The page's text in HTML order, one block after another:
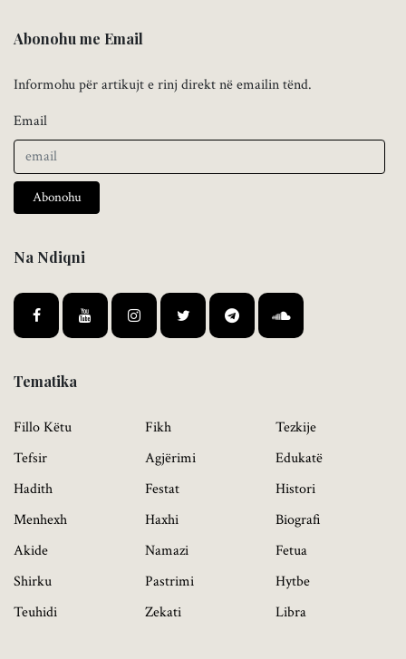
Abonohu me Email
Informohu për artikujt e rinj direkt në emailin tënd.
Email
Abonohu
Na Ndiqni
Tematika
Fillo Këtu
Tefsir
Hadith
Menhexh
Akide
Shirku
Teuhidi
Fikh
Agjërimi
Festat
Haxhi
Namazi
Pastrimi
Zekati
Tezkije
Edukatë
Histori
Biografi
Fetua
Hytbe
Libra